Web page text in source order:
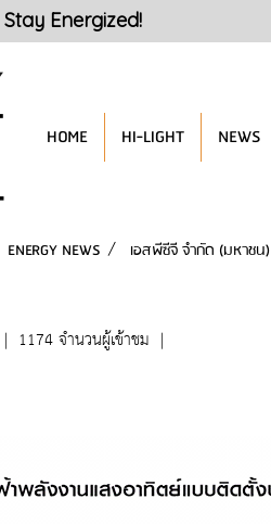
Stay Energized!
HOME HI-LIGHT NEWS
ENERGY NEWS เอสพีซีจี จำกัด (มหาชน)
| 1174 จำนวนผู้เข้าชม |